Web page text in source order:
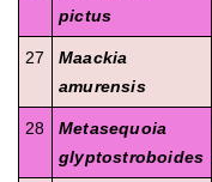
pictus
27
Maackia
amurensis
28
Metasequoia
glyptostroboides